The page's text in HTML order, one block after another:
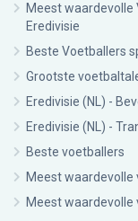
Meest waardevolle
Eredivisie
Beste Voetballers
Grootste
Eredivisie (NL) -
Eredivisie (NL) -
Beste voetballers
Meest waardevolle
Meest